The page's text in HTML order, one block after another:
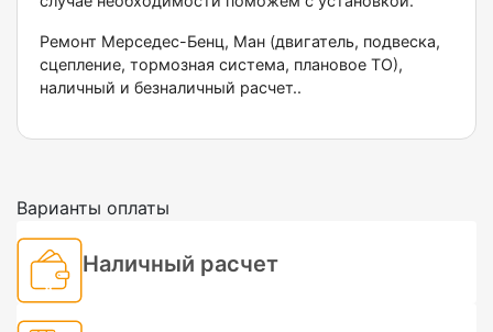
Ремонт Мерседес-Бенц, Ман (двигатель, подвеска,
сцепление, тормозная система, плановое ТО),
наличный и безналичный расчет..
Варианты оплаты
Наличный расчет